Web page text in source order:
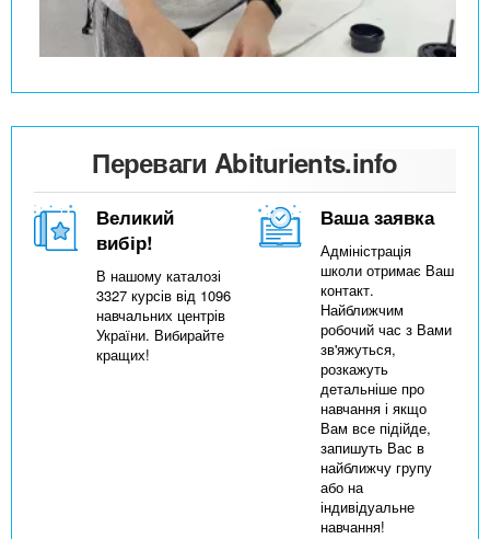
Переваги Abiturients.info
Великий
вибір!
В нашому каталозі
3327 курсів від 1096
навчальних центрів
України. Вибирайте
кращих!
Ваша заявка
Адміністрація
школи отримає Ваш
контакт.
Найближчим
робочий час з Вами
зв'яжуться,
розкажуть
детальніше про
навчання і якщо
Вам все підійде,
запишуть Вас в
найближчу групу
або на
індивідуальне
навчання!